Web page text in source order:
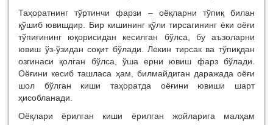
Таҳоратнинг тўртинчи фарзи – оёқларни тўпиқ билан
қўшиб ювишдир. Бир кишининг қўли тирсагининг ёки оёғи
тўпиғининг юқорисидан кесилган бўлса, бу аъзоларни
ювиш ўз-ўзидан соқит бўлади. Лекин тирсак ва тўпиқдан
озгинаси қолган бўлса, ўша ерни ювиш фарз бўлади.
Оёғини кесиб ташласа ҳам, билмайдиган даражада оёғи
шол бўлган киши таҳоратда оёғини ювиши шарт
ҳисобланади.
Оёқлари ёрилган киши ёрилган жойларига малҳам